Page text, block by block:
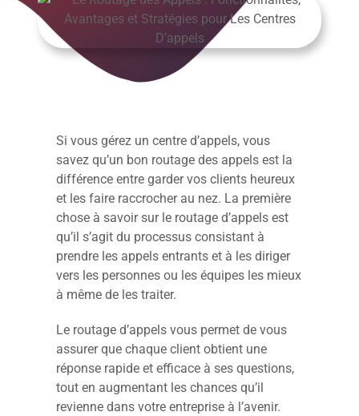
Si vous gérez un centre d’appels, vous
savez qu’un bon routage des appels est la
différence entre garder vos clients heureux
et les faire raccrocher au nez. La première
chose à savoir sur le routage d’appels est
qu’il s’agit du processus consistant à
prendre les appels entrants et à les diriger
vers les personnes ou les équipes les mieux
à même de les traiter.
Le routage d’appels vous permet de vous
assurer que chaque client obtient une
réponse rapide et efficace à ses questions,
tout en augmentant les chances qu’il
revienne dans votre entreprise à l’avenir.